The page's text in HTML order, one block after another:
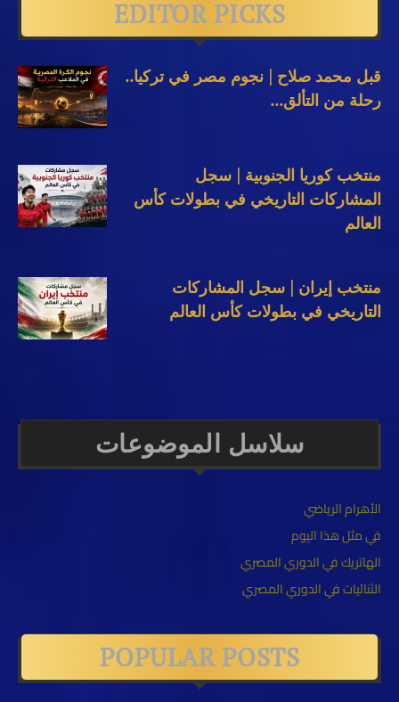
EDITOR PICKS
قبل محمد صلاح | نجوم مصر في تركيا..
رحلة من التألق...
منتخب كوريا الجنوبية | سجل
المشاركات التاريخي في بطولات كأس
العالم
منتخب إيران | سجل المشاركات
التاريخي في بطولات كأس العالم
سلاسل الموضوعات
الأهرام الرياضي
في مثل هذا اليوم
الهاتريك في الدوري المصري
الثنائيات في الدوري المصري
POPULAR POSTS